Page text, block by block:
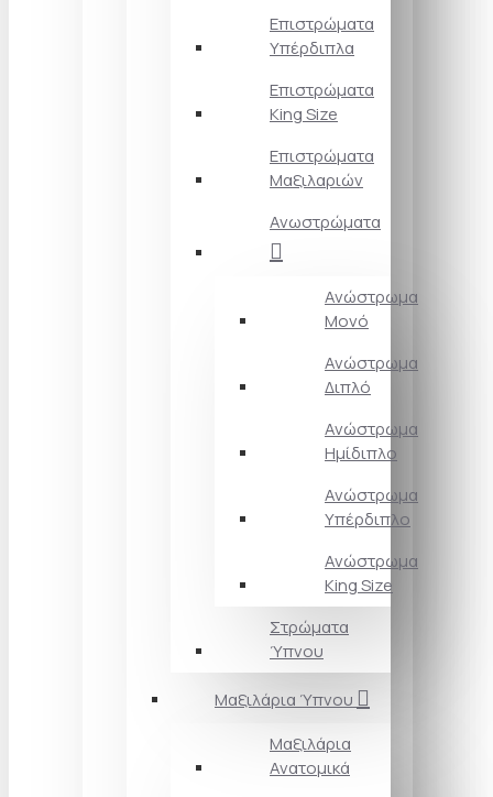
Επιστρώματα
Υπέρδιπλα
Επιστρώματα
King Size
Επιστρώματα
Μαξιλαριών
Ανωστρώματα
Ανώστρωμα
Μονό
Ανώστρωμα
Διπλό
Ανώστρωμα
Ημίδιπλο
Ανώστρωμα
Υπέρδιπλο
Ανώστρωμα
King Size
Στρώματα
Ύπνου
Μαξιλάρια Ύπνου
Μαξιλάρια
Ανατομικά